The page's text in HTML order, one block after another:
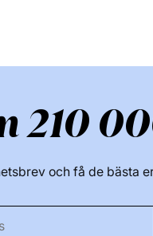
210
och få de bästa